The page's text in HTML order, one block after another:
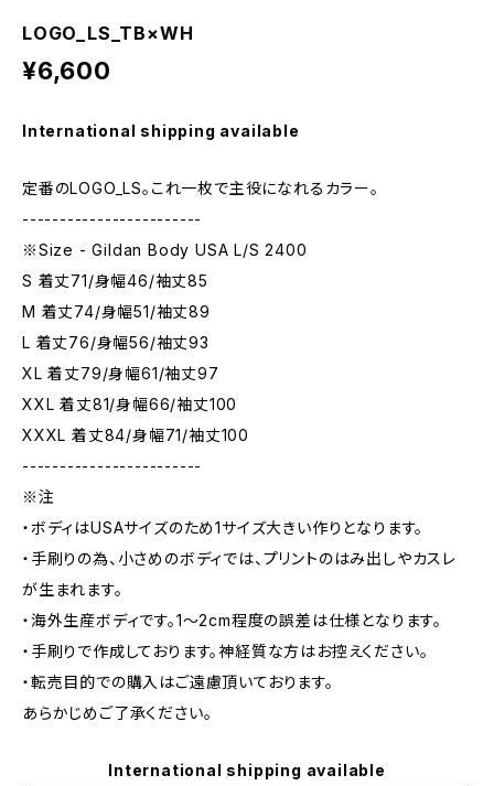
LOGO_LS_TB×WH
¥6,600
International shipping available
定番のLOGO_LS。これ一枚で主役になれるカラー。
------------------------
※Size - Gildan Body USA L/S 2400
S 着丈71/身幅46/袖丈85
M 着丈74/身幅51/袖丈89
L 着丈76/身幅56/袖丈93
XL 着丈79/身幅61/袖丈97
XXL 着丈81/身幅66/袖丈100
XXXL 着丈84/身幅71/袖丈100
------------------------
※注
・ボディはUSAサイズのため1サイズ大きい作りとなります。
・手刷りの為、小さめのボディでは、プリントのはみ出しやカスレ
が生まれます。
・海外生産ボディです。1～2cm程度の誤差は仕様となります。
・手刷りで作成しております。神経質な方はお控えください。
・転売目的での購入はご遠慮頂いております。
あらかじめご了承ください。
International shipping available